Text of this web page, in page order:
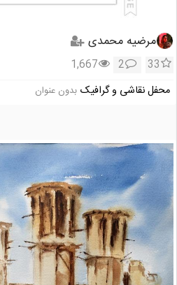
مرضیه محمدی
33
2
1,667
محفل نقاشی و گرافیک بدون عنوان